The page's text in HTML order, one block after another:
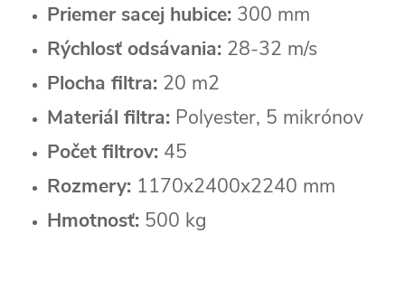
Priemer sacej hubice: 300 mm
Rýchlosť odsávania: 28-32 m/s
Plocha filtra: 20 m2
Materiál filtra: Polyester, 5 mikrónov
Počet filtrov: 45
Rozmery: 1170x2400x2240 mm
Hmotnosť: 500 kg